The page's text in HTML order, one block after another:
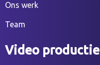
Ons werk
Team
Video productie